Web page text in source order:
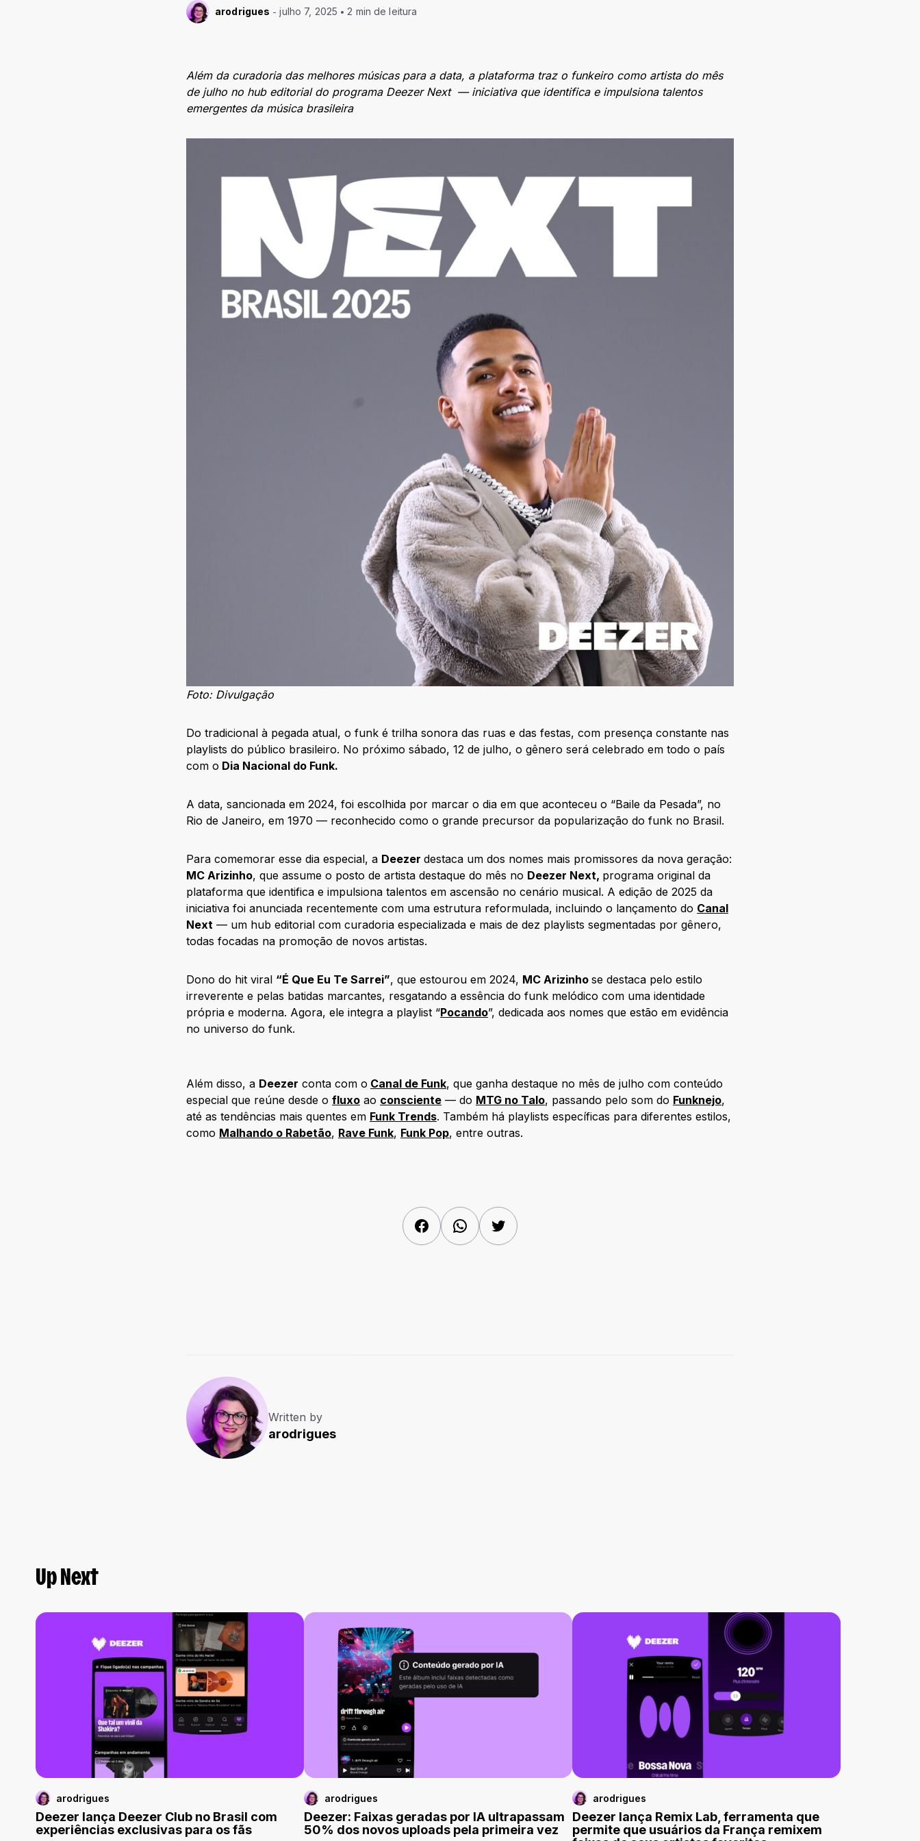
arodrigues julho 7, 2025 2 min de leitura
Além da curadoria das melhores músicas para a data, a plataforma traz o funkeiro como artista do mês
de julho no hub editorial do programa Deezer Next — iniciativa que identifica e impulsiona talentos
emergentes da música brasileira
Foto: Divulgação
Do tradicional à pegada atual, o funk é trilha sonora das ruas e das festas, com presença constante nas
playlists do público brasileiro. No próximo sábado, 12 de julho, o gênero será celebrado em todo o país
com o Dia Nacional do Funk.
A data, sancionada em 2024, foi escolhida por marcar o dia em que aconteceu o “Baile da Pesada”, no
Rio de Janeiro, em 1970 — reconhecido como o grande precursor da popularização do funk no Brasil.
Para comemorar esse dia especial, a Deezer destaca um dos nomes mais promissores da nova geração:
MC Arizinho, que assume o posto de artista destaque do mês no Deezer Next, programa original da
plataforma que identifica e impulsiona talentos em ascensão no cenário musical. A edição de 2025 da
iniciativa foi anunciada recentemente com uma estrutura reformulada, incluindo o lançamento do Canal
Next — um hub editorial com curadoria especializada e mais de dez playlists segmentadas por gênero,
todas focadas na promoção de novos artistas.
Dono do hit viral “É Que Eu Te Sarrei”, que estourou em 2024, MC Arizinho se destaca pelo estilo
irreverente e pelas batidas marcantes, resgatando a essência do funk melódico com uma identidade
própria e moderna. Agora, ele integra a playlist “Pocando”, dedicada aos nomes que estão em evidência
no universo do funk.
Além disso, a Deezer conta com o Canal de Funk, que ganha destaque no mês de julho com conteúdo
especial que reúne desde o fluxo ao consciente — do MTG no Talo, passando pelo som do Funknejo,
até as tendências mais quentes em Funk Trends. Também há playlists específicas para diferentes estilos,
como Malhando o Rabetão, Rave Funk, Funk Pop, entre outras.
FacebookWhatsAppTwitter
Written by
arodrigues
Up Next
arodrigues
Deezer lança Deezer Club no Brasil com
experiências exclusivas para os fãs
arodrigues
Deezer: Faixas geradas por IA ultrapassam
50% dos novos uploads pela primeira vez
arodrigues
Deezer lança Remix Lab, ferramenta que
permite que usuários da França remixem